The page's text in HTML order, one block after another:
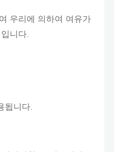
우리에 의하여 여유가
니다.
됩니다.